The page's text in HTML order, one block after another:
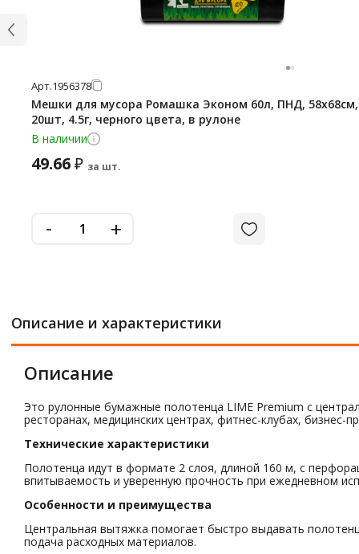
Арт.1956378
Мешки для мусора Ромашка Эконом 60л, ПНД,
20шт, 4.5г, черного цвета, в рулоне
В наличии
49.66₽ за шт.
- +
Описание и характеристики
Описание
Это рулонные бумажные полотенца LIME Premium с
ресторанах, медицинских центрах, фитнес-клубах, бизнес-
Технические характеристики
Полотенца идут в формате 2 слоя, длиной 160 м, с
впитываемость и уверенную прочность при ежедневном
Особенности и преимущества
Центральная вытяжка помогает быстро выдавать
подача расходных материалов.